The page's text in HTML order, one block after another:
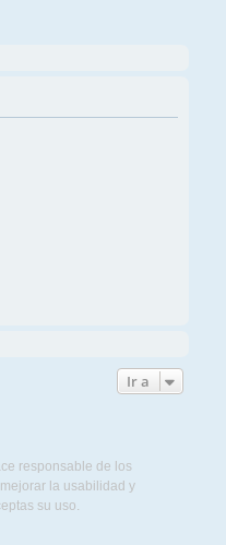
Ir a
responsable de los
la usabilidad y
su uso.